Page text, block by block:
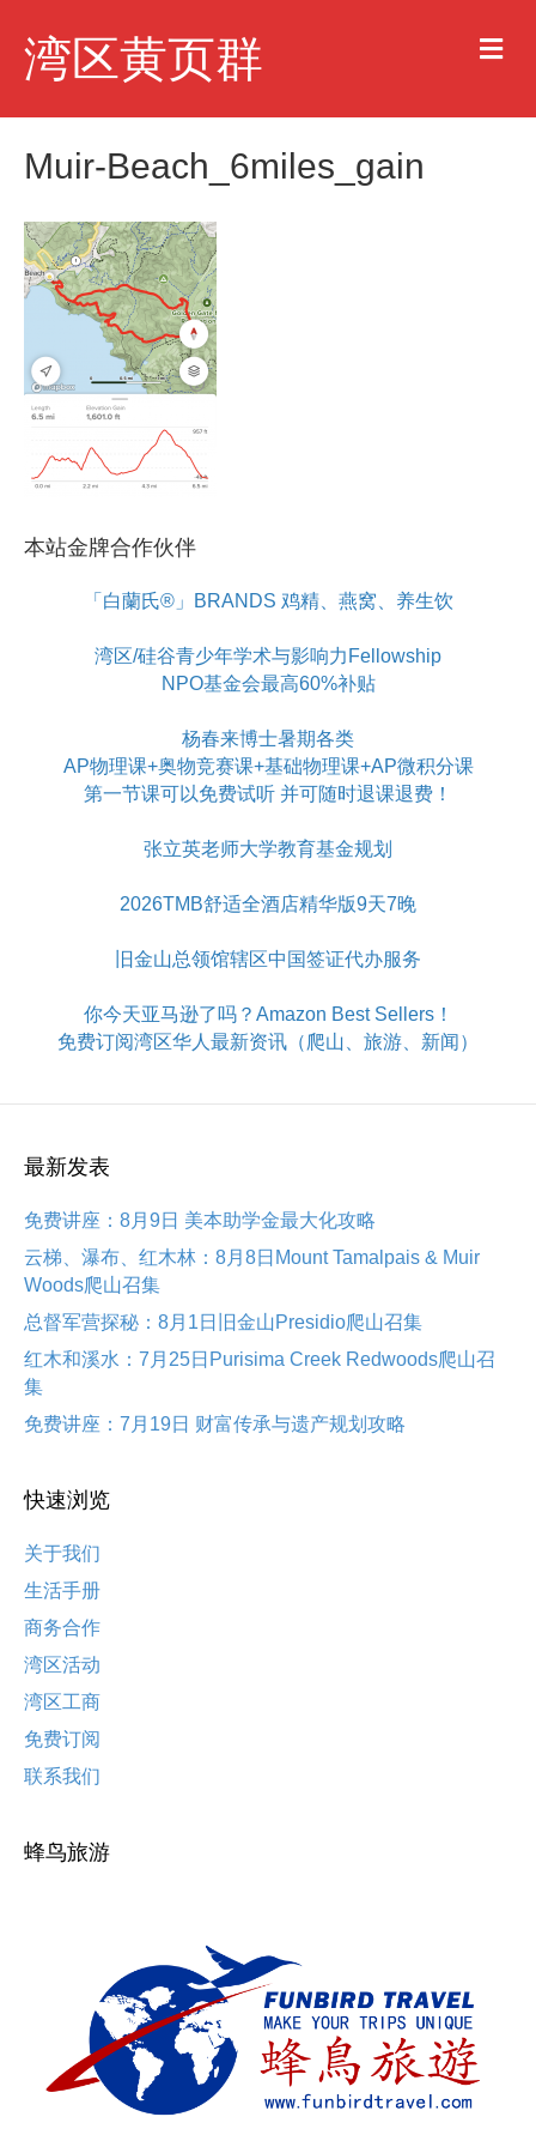
湾区黄页群 M
e
u
Muir-Beach_6miles_gain
本站金牌合作伙伴
「白蘭氏®」BRANDS 鸡精、燕窝、养生饮
湾区/硅谷青少年学术与影响力Fellowship
NPO基金会最高60%补贴
杨春来博士暑期各类
AP物理课+奥物竞赛课+基础物理课+AP微积分课
第一节课可以免费试听 并可随时退课退费！
张立英老师大学教育基金规划
2026TMB舒适全酒店精华版9天7晚
旧金山总领馆辖区中国签证代办服务
你今天亚马逊了吗？Amazon Best Sellers！
免费订阅湾区华人最新资讯（爬山、旅游、新闻）
最新发表
免费讲座：8月9日 美本助学金最大化攻略
云梯、瀑布、红木林：8月8日Mount Tamalpais & Muir
Woods爬山召集
总督军营探秘：8月1日旧金山Presidio爬山召集
红木和溪水：7月25日Purisima Creek Redwoods爬山召
集
免费讲座：7月19日 财富传承与遗产规划攻略
快速浏览
关于我们
生活手册
商务合作
湾区活动
湾区工商
免费订阅
联系我们
蜂鸟旅游